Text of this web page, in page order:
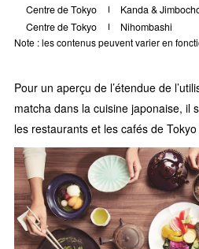
Centre de Tokyo
Kanda &
Centre de Tokyo
Nihombashi
Note : les contenus peuvent varier en
Pour un aperçu de l’étendue de
matcha dans la cuisine japonaise, il
les restaurants et les cafés de